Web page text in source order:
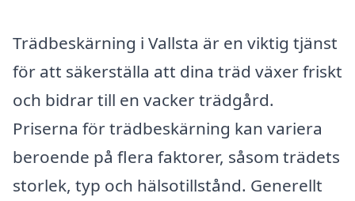
Trädbeskärning i Vallsta är en viktig tjänst
för att säkerställa att dina träd växer friskt
och bidrar till en vacker trädgård.
Priserna för trädbeskärning kan variera
beroende på flera faktorer, såsom trädets
storlek, typ och hälsotillstånd. Generellt